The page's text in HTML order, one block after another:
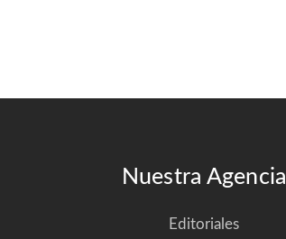
Nuestra Agencia
Editoriales